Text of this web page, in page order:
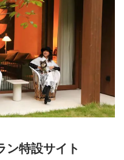
ン特設サイト